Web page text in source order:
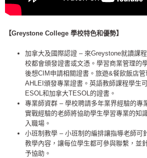
【Greystone College 學校特色和優勢】
加拿大及國際認證 – 來Greystone就讀課
校都會頒發證書或文憑。學習商業管理的
後想CIM申請相關證書。旅遊&餐飲飯店管
AHLEI頒發專業證書。英語教師課程學生
ESOL和加拿大TESOL的證書。
專業師資群 – 學校聘請多年業界經驗的專
實戰經驗的老師將協助學生學習專業的知
入職場。
小班制教學 – 小班制的編排讓指導老師可
教學內容，讓每位學生都可參與聯繫，並
予協助。